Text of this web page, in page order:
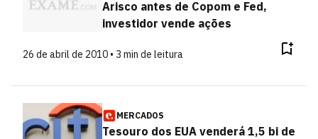
Arisco antes de Copom e Fed,
investidor vende ações
26 de abril de 2010 • 3 min de leitura
MERCADOS
Tesouro dos EUA venderá 1,5 bi de